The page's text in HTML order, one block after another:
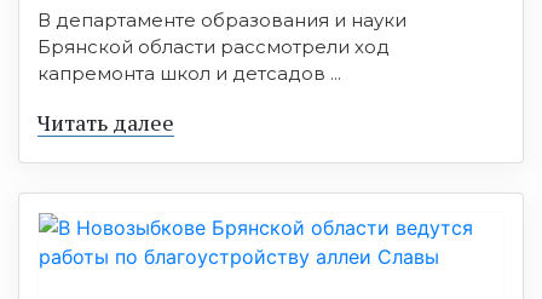
В департаменте образования и науки
Брянской области рассмотрели ход
капремонта школ и детсадов ...
Читать далее